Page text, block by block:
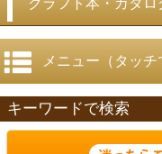
メニュー（タッチ
キーワードで検索